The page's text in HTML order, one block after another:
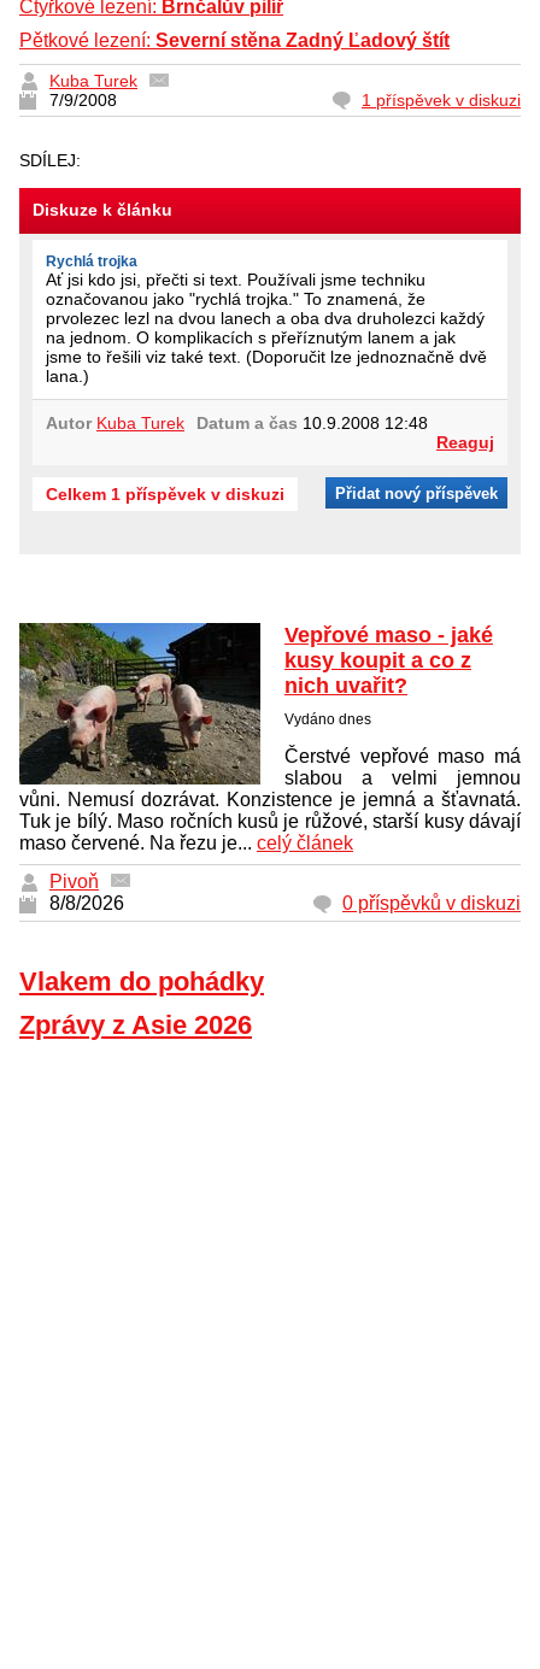
Čtyřkové lezení: Brnčalův pilíř
Pětkové lezení: Severní stěna Zadný Ľadový štít
Kuba Turek
7/9/2008
1 příspěvek v diskuzi
SDÍLEJ:
Diskuze k článku
Rychlá trojka
Ať jsi kdo jsi, přečti si text. Používali jsme techniku
označovanou jako "rychlá trojka." To znamená, že
prvolezec lezl na dvou lanech a oba dva druholezci každý
na jednom. O komplikacích s přeříznutým lanem a jak
jsme to řešili viz také text. (Doporučit lze jednoznačně dvě
lana.)
Autor Kuba Turek Datum a čas 10.9.2008 12:48
Reaguj
Celkem 1 příspěvek v diskuzi Přidat nový příspěvek
Vepřové maso - jaké
kusy koupit a co z
nich uvařit?
Vydáno dnes
Čerstvé vepřové maso má
slabou a velmi jemnou
vůni. Nemusí dozrávat. Konzistence je jemná a šťavnatá.
Tuk je bílý. Maso ročních kusů je růžové, starší kusy dávají
maso červené. Na řezu je... celý článek
Pivoň
8/8/2026
0 příspěvků v diskuzi
Vlakem do pohádky
Zprávy z Asie 2026